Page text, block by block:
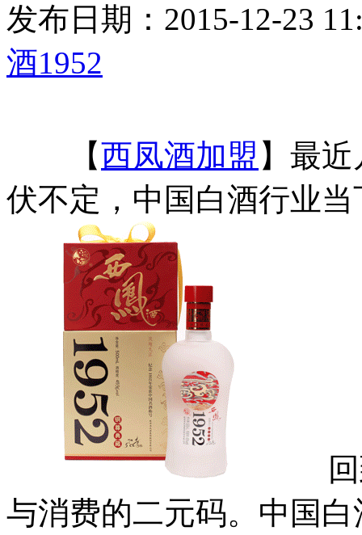
发布日期：2015-12-23
酒1952
【西凤酒加盟 】最
伏不定，中国白酒行业
回到
与消费的二元码。中国